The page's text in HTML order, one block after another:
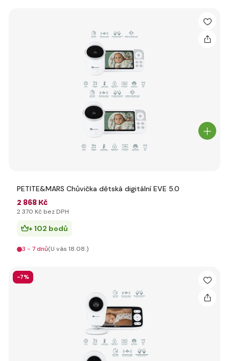
PETITE&MARS Chůvička dětská digitální EVE 5.0
2 868 Kč
2 370 Kč bez DPH
+ 102 bodů
3 - 7 dnů(U vás 18.08.)
-7%